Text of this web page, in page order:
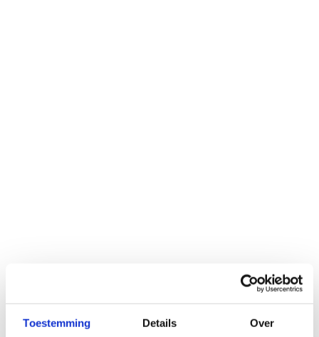
Toestemming Details Over